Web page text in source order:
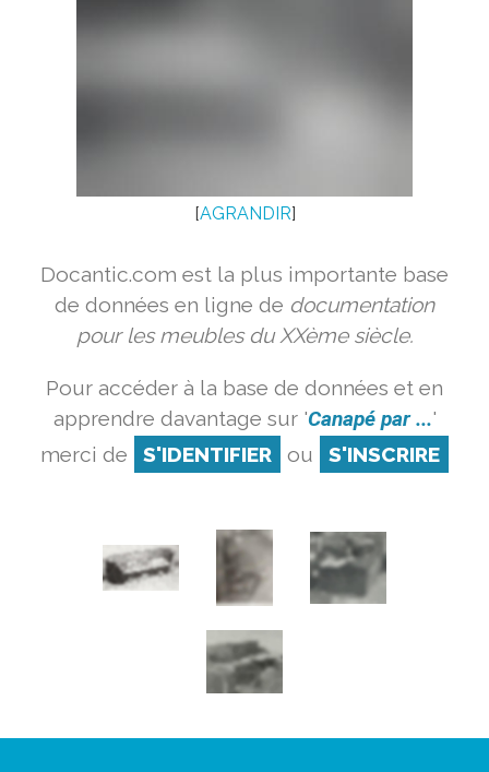
[AGRANDIR]
Docantic.com est la plus importante base
de données en ligne de documentation
pour les meubles du XXème siècle.
Pour accéder à la base de données et en
apprendre davantage sur 'Canapé par ...'
merci de
S'IDENTIFIER ou S'INSCRIRE